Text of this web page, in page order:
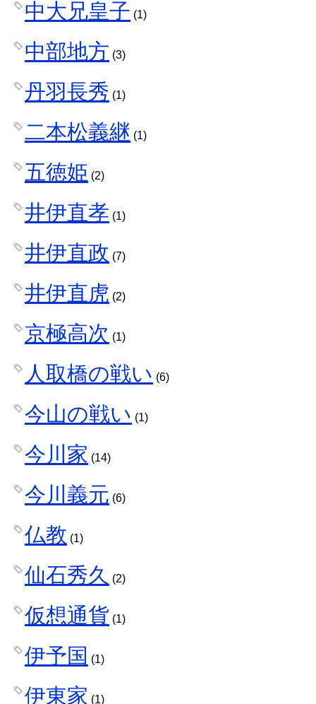
中大兄皇子 (1)
中部地方 (3)
丹羽長秀 (1)
二本松義継 (1)
五徳姫 (2)
井伊直孝 (1)
井伊直政 (7)
井伊直虎 (2)
京極高次 (1)
人取橋の戦い (6)
今山の戦い (1)
今川家 (14)
今川義元 (6)
仏教 (1)
仙石秀久 (2)
仮想通貨 (1)
伊予国 (1)
伊東家 (1)